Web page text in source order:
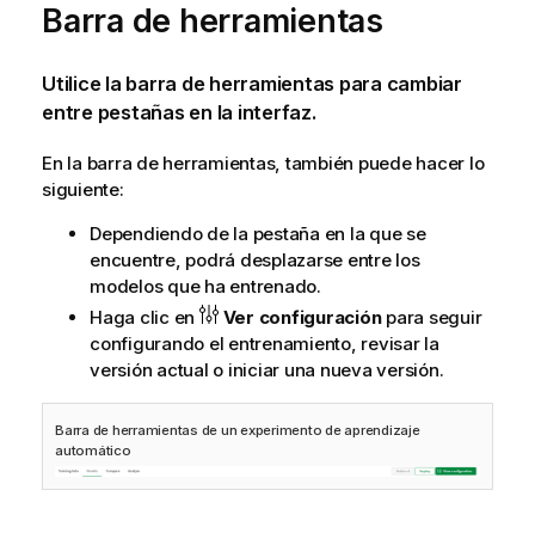
Barra de herramientas
Utilice la barra de herramientas para cambiar
entre pestañas en la interfaz.
En la barra de herramientas, también puede hacer lo
siguiente:
Dependiendo de la pestaña en la que se
encuentre, podrá desplazarse entre los
modelos que ha entrenado.
Haga clic en
Ver configuraciónpara seguir
configurando el entrenamiento, revisar la
versión actual o iniciar una nueva versión.
Barra de herramientas de un experimento de aprendizaje
automático